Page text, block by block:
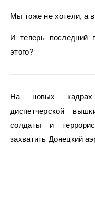
Мы тоже не хотели, а
И теперь последний
этого?
На новых
диспетчерской
солдаты и
захватить Донецкий